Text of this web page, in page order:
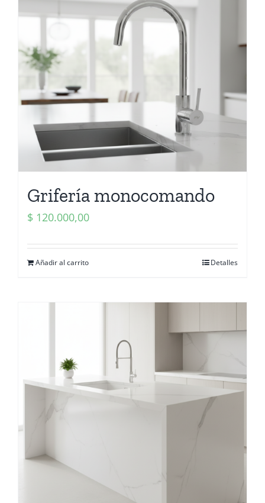
Grifería monocomando
$ 120.000,00
Añadir al carrito Detalles